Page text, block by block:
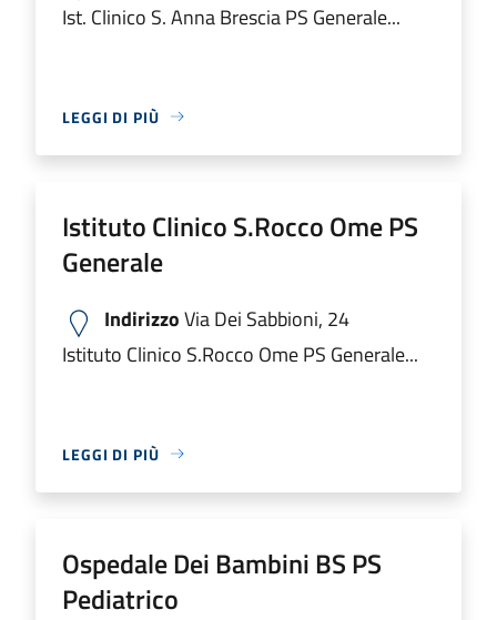
Ist. Clinico S. Anna Brescia PS Generale...
LEGGI DI PIÙ
Istituto Clinico S.Rocco Ome PS
Generale
IndirizzoVia Dei Sabbioni, 24
Istituto Clinico S.Rocco Ome PS Generale...
LEGGI DI PIÙ
Ospedale Dei Bambini BS PS
Pediatrico